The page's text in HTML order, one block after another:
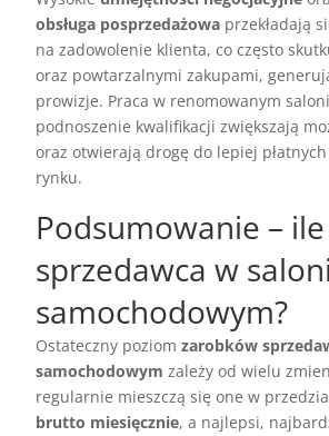
obsługa posprzedażowa przekładają
na zadowolenie klienta, co często
oraz powtarzalnymi zakupami,
prowizje. Praca w renomowanym
podnoszenie kwalifikacji zwiększają
oraz otwierają drogę do lepiej
rynku.
Podsumowanie –
sprzedawca w
samochodowym?
Ostateczny poziomzarobków
samochodowym zależy od wielu
regularnie mieszczą się one w
brutto miesięcznie, a najlepsi,